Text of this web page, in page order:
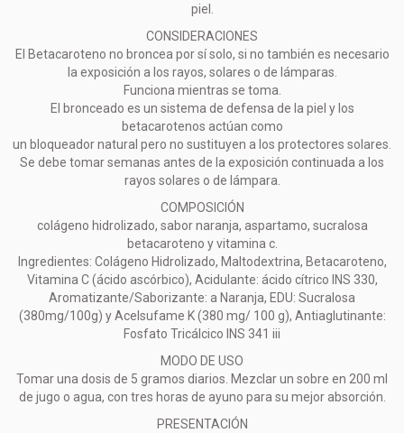
piel.
CONSIDERACIONES
El Betacaroteno no broncea por sí solo, si no también es necesario
la exposición a los rayos, solares o de lámparas.
Funciona mientras se toma.
El bronceado es un sistema de defensa de la piel y los
betacarotenos actúan como
un bloqueador natural pero no sustituyen a los protectores solares.
Se debe tomar semanas antes de la exposición continuada a los
rayos solares o de lámpara.
COMPOSICIÓN
colágeno hidrolizado, sabor naranja, aspartamo, sucralosa
betacaroteno y vitamina c.
Ingredientes: Colágeno Hidrolizado, Maltodextrina, Betacaroteno,
Vitamina C (ácido ascórbico), Acidulante: ácido cítrico INS 330,
Aromatizante/Saborizante: a Naranja, EDU: Sucralosa
(380mg/100g) y Acelsufame K (380 mg/ 100 g), Antiaglutinante:
Fosfato Tricálcico INS 341 iii
MODO DE USO
Tomar una dosis de 5 gramos diarios. Mezclar un sobre en 200 ml
de jugo o agua, con tres horas de ayuno para su mejor absorción.
PRESENTACIÓN